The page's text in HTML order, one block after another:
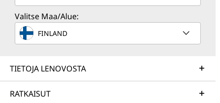
Valitse Maa/Alue:
FINLAND
TIETOJA LENOVOSTA
RATKAISUT